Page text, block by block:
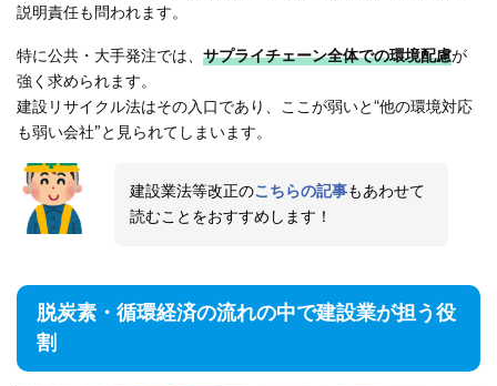
説明責任も問われます。
特に公共・大手発注では、 サプライチェーン全体での環境配慮が
強く求められます。
建設リサイクル法はその入口であり、ここが弱いと“他の環境対応
も弱い会社”と見られてしまいます。
建設業法等改正のこちらの記事もあわせて
読むことをおすすめします！
脱炭素・循環経済の流れの中で建設業が担う役
割